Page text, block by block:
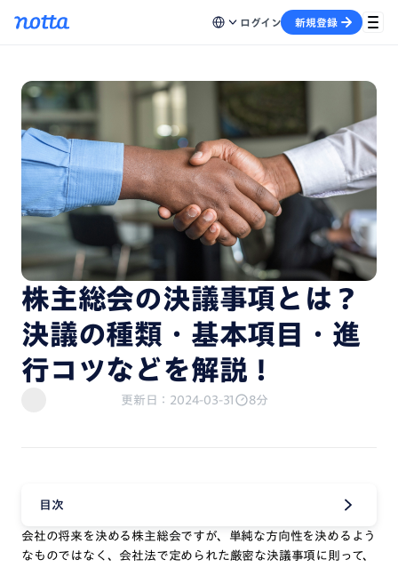
ログイン 新規登録
株主総会の決議事項とは？
決議の種類・基本項目・進
行コツなどを解説！
更新日：2024-03-31 8分
目次
会社の将来を決める株主総会ですが、単純な方向性を決めるよう
なものではなく、会社法で定められた厳密な決議事項に則って、